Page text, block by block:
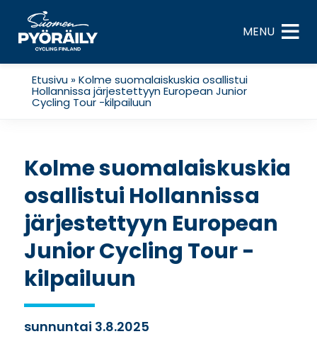
content
MENU
Etusivu»Kolme suomalaiskuskia osallistui
Hollannissa järjestettyyn European Junior
Cycling Tour -kilpailuun
Kolme suomalaiskuskia
osallistui Hollannissa
järjestettyyn European
Junior Cycling Tour -
kilpailuun
sunnuntai 3.8.2025